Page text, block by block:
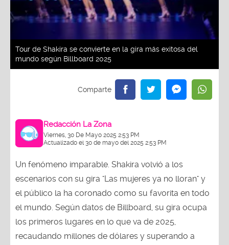
Tour de Shakira se convierte en la gira más exitosa del
mundo según Billboard 2025
Redacción La Zona
Viernes, 30 De Mayo 2025 2:53 PM
Actualizado el 30 de mayo del 2025 2:53 PM
Un fenómeno imparable. Shakira volvió a los
escenarios con su gira "Las mujeres ya no lloran" y
el público la ha coronado como su favorita en todo
el mundo. Según datos de Billboard, su gira ocupa
los primeros lugares en lo que va de 2025,
recaudando millones de dólares y superando a